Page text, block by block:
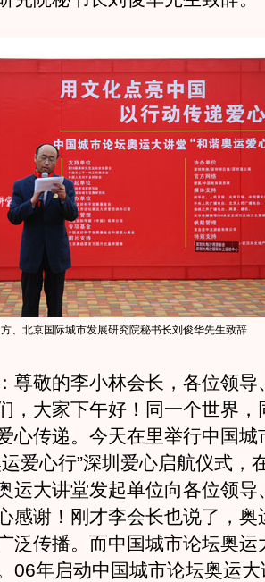
、北京国际城市发展研究院秘书长刘俊华先生致辞
敬的李小林会长，各位领导
，大家下午好！同一个世界，
心传递。今天在里举行中国城
爱心行”深圳爱心启航仪式，
运大讲堂发起单位向各位领导
感谢！刚才李会长也说了，奥
泛传播。而中国城市论坛奥运
06年启动中国城市论坛奥运